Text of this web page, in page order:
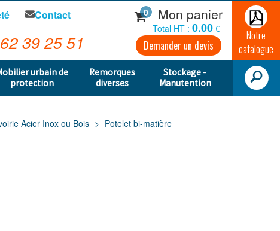
urbain de
protection
Remorques
diverses
Stockage -
Manutention
Contact
39 25 51
0 Mon panier
Total HT : 0.00 €
Demander un devis
Notre
catalogue
Acier Inox ou Bois
Potelet bi-matière